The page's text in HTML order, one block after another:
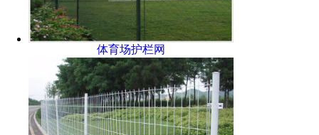
体育场护栏网